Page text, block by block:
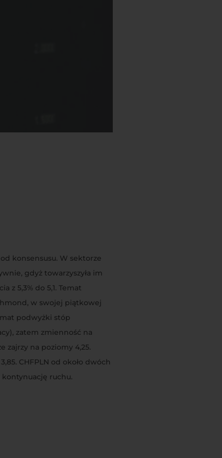
konsensusu. W sektorze
gdyż towarzyszyła im
z 5,3% do 5,1. Temat
w swojej piątkowej
podwyżki stóp
zatem zmienność na
zajrzy na poziomy 4,25.
CHFPLN od około dwóch
ruchu.